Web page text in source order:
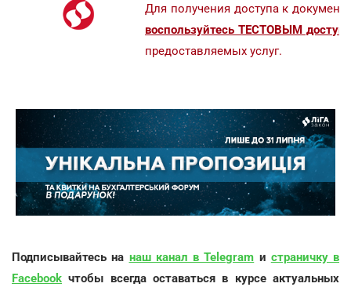
Для получения доступа к
воспользуйтесь ТЕСТОВЫМ
предоставляемых услуг.
Подписывайтесь на наш канал в Telegram и страничку в
Facebook чтобы всегда оставаться в курсе актуальных